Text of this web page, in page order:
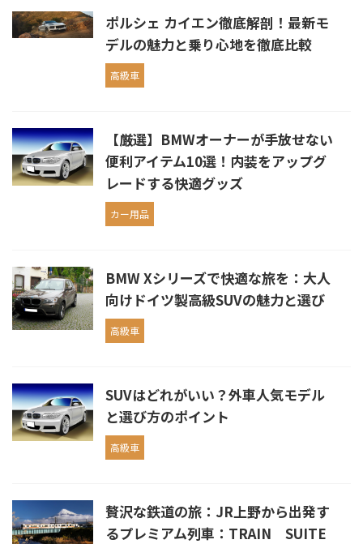
ポルシェ カイエン徹底解剖！最新モ
デルの魅力と乗り心地を徹底比較
高級車
【厳選】BMWオーナーが手放せない
便利アイテム10選！内装をアップグ
レードする快適グッズ
カー用品
BMW Xシリーズで快適な旅を：大人
向けドイツ製高級SUVの魅力と選び
高級車
SUVはどれがいい？外車人気モデル
と選び方のポイント
高級車
贅沢な鉄道の旅：JR上野から出発す
るプレミアム列車：TRAIN SUITE